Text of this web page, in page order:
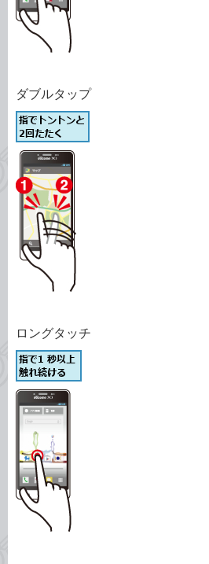
ダブルタップ
ロングタッチ